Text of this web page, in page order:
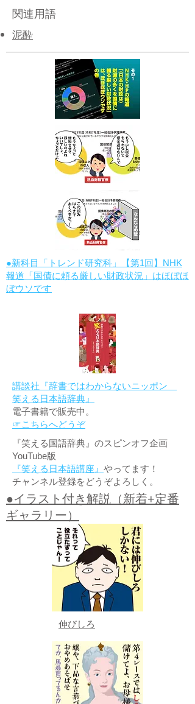
関連用語
泥酔
●新科目「トレンド研究科」【第1回】NHK
報道「国債に頼る厳しい財政状況」はほぼほ
ぼウソです
講談社『辞書ではわからないニッポン
笑える日本語辞典』
電子書籍で販売中。
☞こちらへどうぞ
『笑える国語辞典』のスピンオフ企画
YouTube版
『笑える日本語講座』 やってます！
チャンネル登録をどうぞよろしく。
●イラスト付き解説（新着+定番
ギャラリー）
伸びしろ